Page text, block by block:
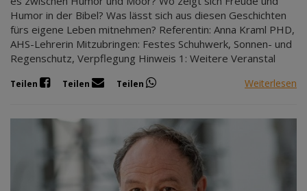
Humor in der Bibel? Was lässt sich aus diesen Geschichten
fürs eigene Leben mitnehmen? Referentin: Anna Kraml PHD,
AHS-Lehrerin Mitzubringen: Festes Schuhwerk, Sonnen- und
Regenschutz, Verpflegung Hinweis 1: Weitere Veranstal
Teilen Teilen Teilen Weiterlesen